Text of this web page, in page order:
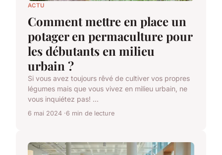
ACTU
Comment mettre en place un
potager en permaculture pour
les débutants en milieu
urbain ?
Si vous avez toujours rêvé de cultiver vos propres
légumes mais que vous vivez en milieu urbain, ne
vous inquiétez pas! ...
6 mai 2024 6 min de lecture